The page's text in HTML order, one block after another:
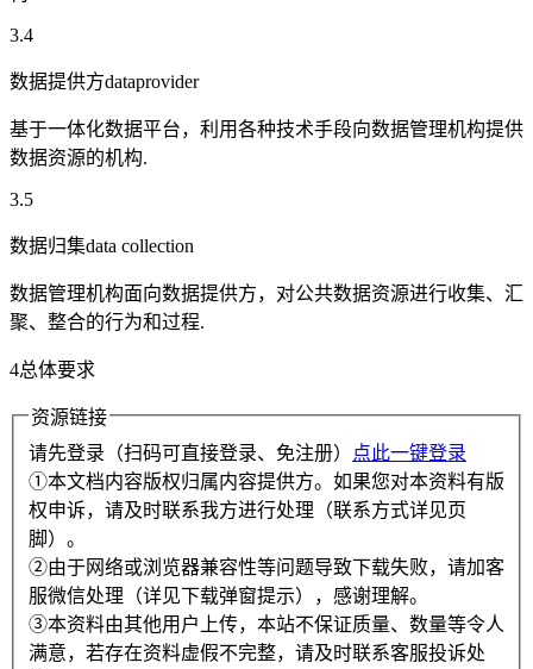
3.4
数据提供方dataprovider
基于一体化数据平台，利用各种技术手段向数据管理机构提供
数据资源的机构.
3.5
数据归集data collection
数据管理机构面向数据提供方，对公共数据资源进行收集、汇
聚、整合的行为和过程.
4总体要求
资源链接
请先登录（扫码可直接登录、免注册）
点此一键登录
①本文档内容版权归属内容提供方。如果您对本资料有版
权申诉，请及时联系我方进行处理（联系方式详见页
脚）。
②由于网络或浏览器兼容性等问题导致下载失败，请加客
服微信处理（详见下载弹窗提示），感谢理解。
③本资料由其他用户上传，本站不保证质量、数量等令人
满意，若存在资料虚假不完整，请及时联系客服投诉处